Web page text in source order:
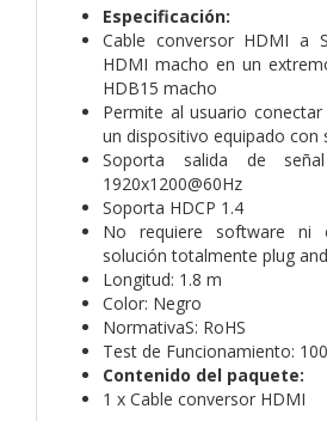
Especificación:
Cable conversor HDMI a
HDMI macho en un
HDB15 macho
Permite al usuario
un dispositivo equipado con
Soporta salida de
1920x1200@60Hz
Soporta HDCP 1.4
No requiere software ni
solución totalmente plug
Longitud: 1.8 m
Color: Negro
NormativaS: RoHS
Test de Funcionamiento:
Contenido del paquete:
1 x Cable conversor HDMI